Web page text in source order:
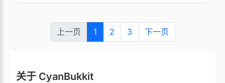
上一页 1 2 3 下一页
关于 CyanBukkit